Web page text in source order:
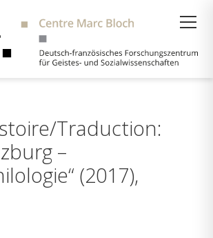
Traduction:
–
(2017),